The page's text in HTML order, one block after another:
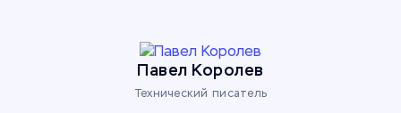
Павел Королев
Технический писатель